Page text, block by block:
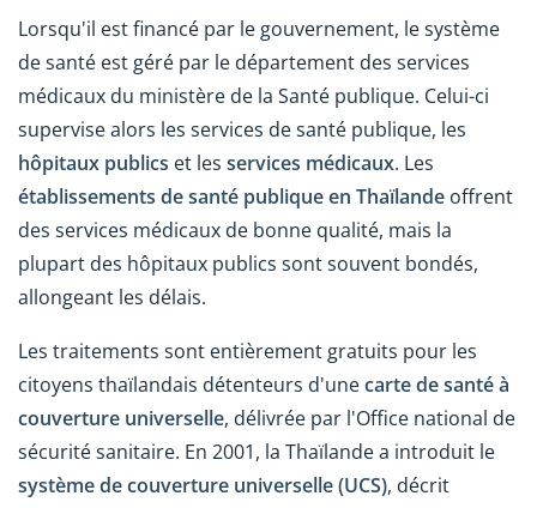
Lorsqu'il est financé par le gouvernement, le système
de santé est géré par le département des services
médicaux du ministère de la Santé publique. Celui-ci
supervise alors les services de santé publique, les
hôpitaux publics et les services médicaux. Les
établissements de santé publique en Thaïlande offrent
des services médicaux de bonne qualité, mais la
plupart des hôpitaux publics sont souvent bondés,
allongeant les délais.
Les traitements sont entièrement gratuits pour les
citoyens thaïlandais détenteurs d'unecarte de santé à
couverture universelle, délivrée par l'Office national de
sécurité sanitaire. En 2001, la Thaïlande a introduit le
système de couverture universelle (UCS), décrit